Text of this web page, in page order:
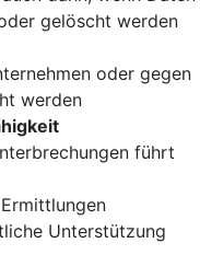
gelöscht werden
oder gegen
werden
führt
Unterstützung